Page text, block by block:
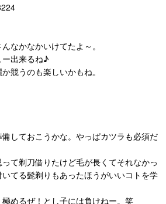
なかなかいけてたよ～。
ー出来るね♪
競うのも楽しいかもね。
しておこうかな。やっぱカツラも必須だ
て剃刀借りたけど毛が長くてそれなかっ
てる髭剃りもあったほうがいいコトを学
めるぜ！とし子には負けねー。笑